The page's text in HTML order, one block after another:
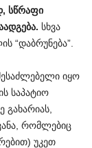
, სწრაფი
. სხვა
“დაბრუნება”.
იყო
საპატიო
გახარიას,
რომლებიც
უკეთ